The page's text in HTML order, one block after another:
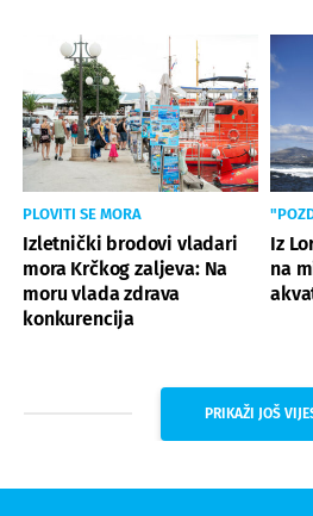
PLOVITI SE MORA
Izletnički brodovi vladari
mora Krčkog zaljeva: Na
moru vlada zdrava
konkurencija
Iz
na
PRIKAŽI JOŠ